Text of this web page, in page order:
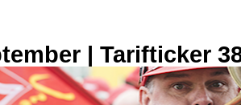
| Tarifticker